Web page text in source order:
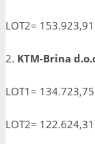
LOT2=
2. KTM-Brina
LOT1=
LOT2=